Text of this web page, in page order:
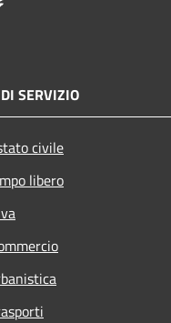
SERVIZIO
civile
libero